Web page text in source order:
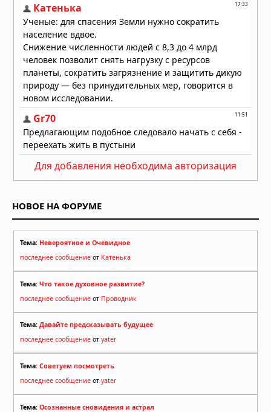
Для добавления необходима авторизация
НОВОЕ НА ФОРУМЕ
Тема: Невероятное и Очевидное
последнее сообщение от Катенька
Тема: Что такое духовное развитие?
последнее сообщение от Проводник
Тема: Давайте предсказывать будущее
последнее сообщение от yater
Тема: Советуем посмотреть
последнее сообщение от yater
Тема: Осознанные сновидения и астрал